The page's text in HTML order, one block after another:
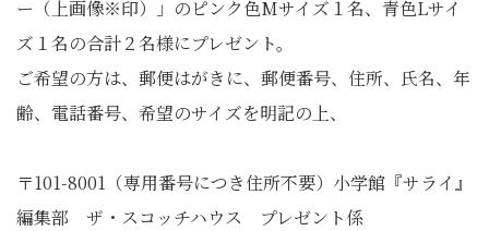
ー（上画像※印）」のピンク色Mサイズ１名、青色Lサイ
ズ１名の合計２名様にプレゼント。
ご希望の方は、郵便はがきに、郵便番号、住所、氏名、年
齢、電話番号、希望のサイズを明記の上、
〒101-8001（専用番号につき住所不要）小学館『サライ』
編集部 ザ・スコッチハウス プレゼント係